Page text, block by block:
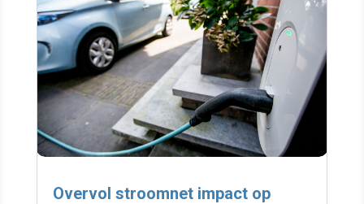
Overvol stroomnet impact op